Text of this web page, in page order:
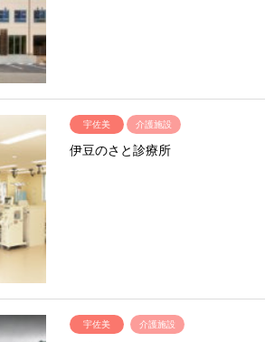
宇佐美 介護施設
伊豆のさと診療所
宇佐美 介護施設